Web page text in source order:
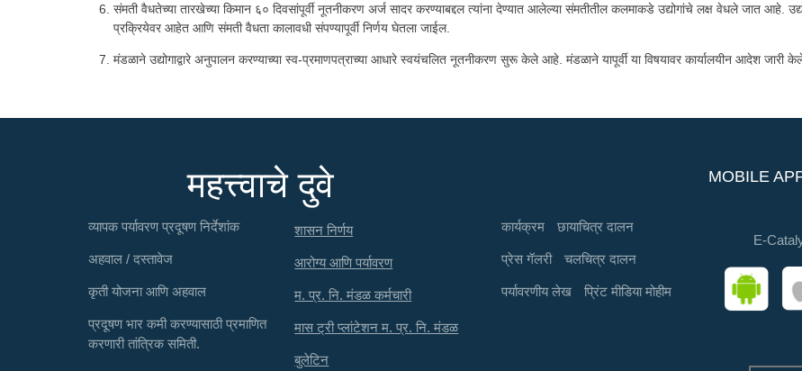
संमती वैधतेच्या तारखेच्या किमान ६० दिवसांपूर्वी नूतनीकरण अर्ज सादर करण्याबद्दल त्यांना देण्यात आलेल्या संमतीतील कलमाकडे उद्योगांचे लक्ष वेधले जात आहे.
प्रक्रियेवर आहेत आणि संमती वैधता कालावधी संपण्यापूर्वी निर्णय घेतला जाईल.
मंडळाने उद्योगाद्वारे अनुपालन करण्याच्या स्व-प्रमाणपत्राच्या आधारे स्वयंचलित नूतनीकरण सुरू केले आहे. मंडळाने यापूर्वी या विषयावर कार्यालयीन आदेश जारी
महत्त्वाचे दुवे
व्यापक पर्यावरण प्रदूषण निर्देशांक
अहवाल / दस्तावेज
कृती योजना आणि अहवाल
प्रदूषण भार कमी करण्यासाठी प्रमाणित
करणारी तांत्रिक समिती.
शासन निर्णय
आरोग्य आणि पर्यावरण
म. प्र. नि. मंडळ कर्मचारी
मास ट्री प्लांटेशन म. प्र. नि. मंडळ
बुलेटिन
कार्यक्रम छायाचित्र दालन
प्रेस गॅलरी चलचित्र दालन
पर्यावरणीय लेख प्रिंट मीडिया मोहीम
MOBILE
E-